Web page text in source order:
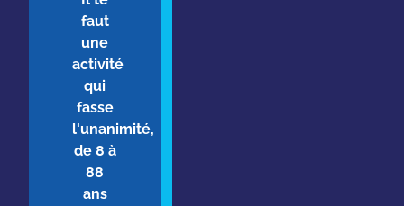
faut
une
activité
qui
fasse
l'unanimité,
de 8 à
88
ans